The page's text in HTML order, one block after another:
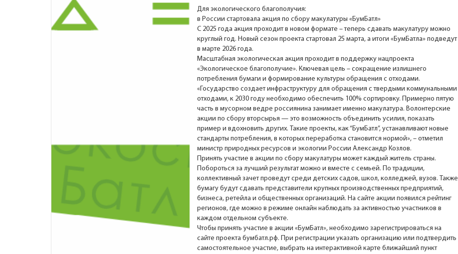
Для экологического благополучия:
в России стартовала акция по сбору макулатуры «БумБатл»
С 2025 года акция проходит в новом формате – теперь сдавать макулатуру можно
круглый год. Новый сезон проекта стартовал 25 марта, а итоги «БумБатла» подведут
в марте 2026 года.
Масштабная экологическая акция проходит в поддержку нацпроекта
«Экологическое благополучие». Ключевая цель – сокращение излишнего
потребления бумаги и формирование культуры обращения с отходами.
«Государство создает инфраструктуру для обращения с твердыми коммунальными
отходами, к 2030 году необходимо обеспечить 100% сортировку. Примерно пятую
часть в мусорном ведре россиянина занимает именно макулатура. Волонтерские
акции по сбору вторсырья — это возможность объединить усилия, показать
пример и вдохновить других. Такие проекты, как “БумБатл”, устанавливают новые
стандарты потребления, в которых переработка становится нормой», – отметил
министр природных ресурсов и экологии России Александр Козлов.
Принять участие в акции по сбору макулатуры может каждый житель страны.
Побороться за лучший результат можно и вместе с семьей. По традиции,
коллективный зачет проведут среди детских садов, школ, колледжей, вузов. Также
бумагу будут сдавать представители крупных производственных предприятий,
бизнеса, ретейла и общественных организаций. На сайте акции появился рейтинг
регионов, где можно в режиме онлайн наблюдать за активностью участников в
каждом отдельном субъекте.
Чтобы принять участие в акции «БумБатл», необходимо зарегистрироваться на
сайте проекта бумбатл.рф. При регистрации указать организацию или подтвердить
самостоятельное участие, выбрать на интерактивной карте ближайший пункт